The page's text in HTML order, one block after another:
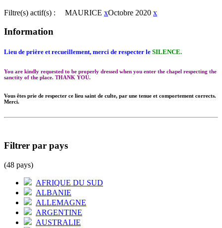
Filtre(s) actif(s) : MAURICE xOctobre 2020 x
Information
Lieu de prière et recueillement, merci de respecter le SILENCE.
You are kindly requested to be properly dressed when you enter the chapel respecting the
sanctity of the place. THANK YOU.
Vous êtes prie de respecter ce lieu saint de culte, par une tenue et comportement corrects.
Merci.
Filtrer par pays
(48 pays)
AFRIQUE DU SUD
ALBANIE
ALLEMAGNE
ARGENTINE
AUSTRALIE